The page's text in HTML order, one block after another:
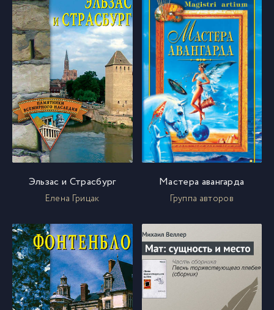
Эльзас и Страсбург
Елена Грицак
Мастера авангарда
Группа авторов